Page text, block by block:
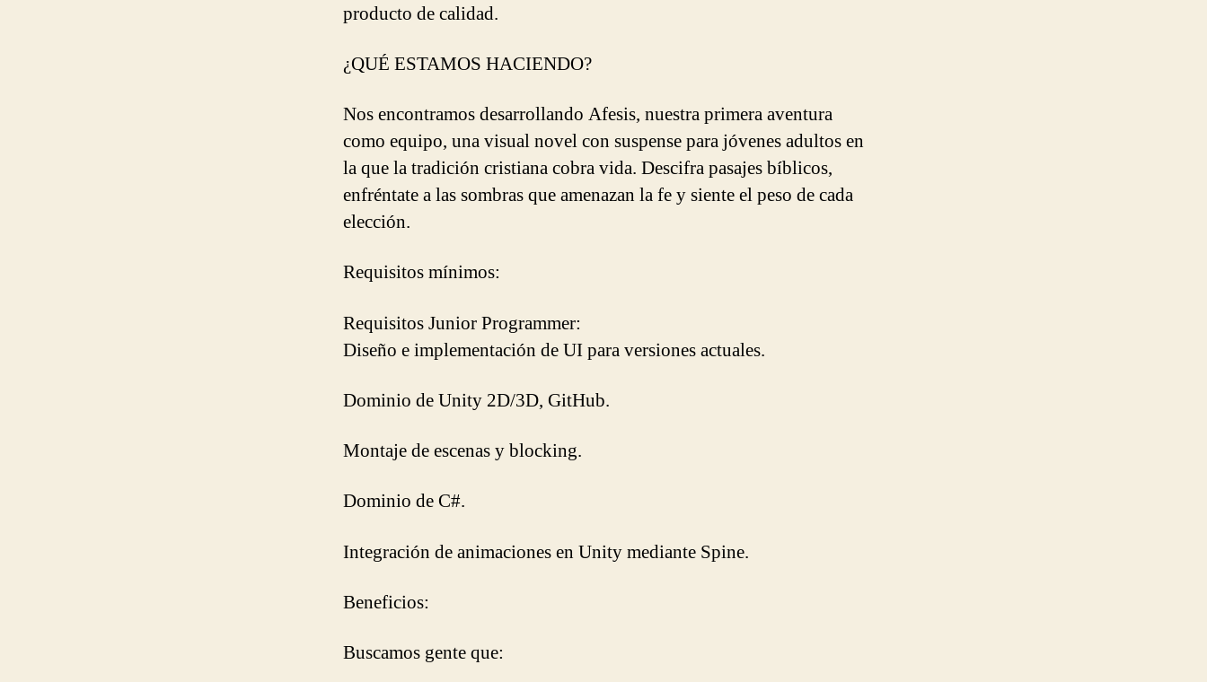
producto de calidad.
¿QUÉ ESTAMOS HACIENDO?
Nos encontramos desarrollando Afesis, nuestra primera aventura
como equipo, una visual novel con suspense para jóvenes adultos en
la que la tradición cristiana cobra vida. Descifra pasajes bíblicos,
enfréntate a las sombras que amenazan la fe y siente el peso de cada
elección.
Requisitos mínimos:
Requisitos Junior Programmer:
Diseño e implementación de UI para versiones actuales.
Dominio de Unity 2D/3D, GitHub.
Montaje de escenas y blocking.
Dominio de C#.
Integración de animaciones en Unity mediante Spine.
Beneficios:
Buscamos gente que: